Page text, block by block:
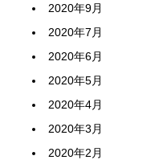
2020年9月
2020年7月
2020年6月
2020年5月
2020年4月
2020年3月
2020年2月